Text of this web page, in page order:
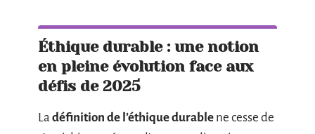
Éthique durable : une notion
en pleine évolution face aux
défis de 2025
La définition de l’éthique durable ne cesse de